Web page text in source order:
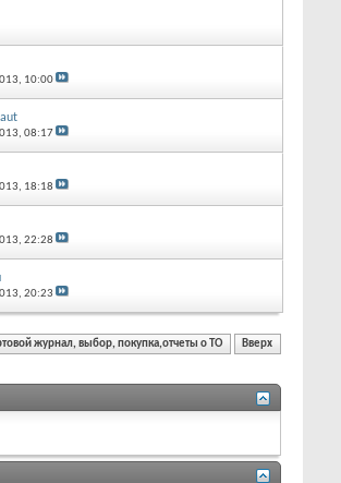
10:00
08:17
18:18
22:28
20:23
журнал, выбор, покупка,отчеты о ТО Вверх